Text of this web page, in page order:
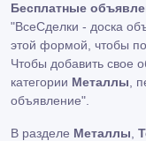
Бесплатные
"ВсеСделки - доска
этой формой, чтобы
Чтобы добавить свое
категории Металлы ,
объявление"
В разделе Металлы